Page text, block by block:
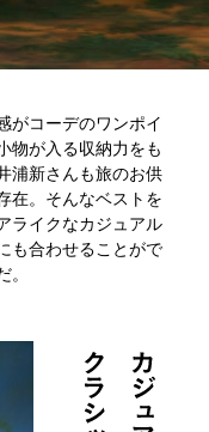
がコーデのワンポイ
物が入る収納力をも
浦新さんも旅のお供
在。そんなベストを
ライクなカジュアル
も合わせることがで
。